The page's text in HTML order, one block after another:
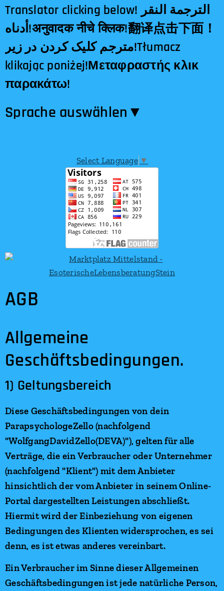
Translator clicking below! الترجمة النقر
أدناه!अनुवादक नीचे क्लिक!翻译点击下面！
مترجم کلیک کردن در زیر!Tłumacz
klikając poniżej!Μεταφραστής κλικ
παρακάτω!
Sprache auswählen​▼
Select Language ▼
AGB
Allgemeine
Geschäftsbedingungen.
1) Geltungsbereich
Diese Geschäftsbedingungen von dein
ParapsychologeZello (nachfolgend
"WolfgangDavidZello(DEVA)"), gelten für alle
Verträge, die ein Verbraucher oder Unternehmer
(nachfolgend "Klient") mit dem Anbieter
hinsichtlich der vom Anbieter in seinem Online-
Portal dargestellten Leistungen abschließt.
Hiermit wird der Einbeziehung von eigenen
Bedingungen des Klienten widersprochen, es sei
denn, es ist etwas anderes vereinbart.
Ein Verbraucher im Sinne dieser Allgemeinen
Geschäftsbedingungen ist jede natürliche Person,